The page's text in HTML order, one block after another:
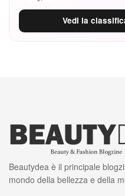
Vedi la
Beautydea è il principale
mondo della bellezza e della